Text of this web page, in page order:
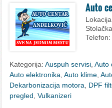
Auto
Kategorija:Auspuh servisi ,Auto
Auto elektronika ,Auto klime ,
Dekarbonizacija motora
DPF
pregled ,Vulkanizeri